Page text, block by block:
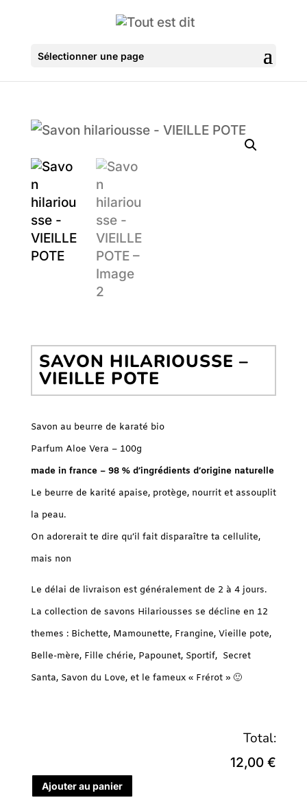
Sélectionner une page
SAVON HILARIOUSSE –
VIEILLE POTE
Savon au beurre de karaté bio
Parfum Aloe Vera – 100g
made in france – 98 % d’ingrédients d’origine naturelle
Le beurre de karité apaise, protège, nourrit et assouplit
la peau.
On adorerait te dire qu’il fait disparaître ta cellulite,
mais non
Le délai de livraison est généralement de 2 à 4 jours.
La collection de savons Hilariousses se décline en 12
themes : Bichette, Mamounette, Frangine, Vieille pote,
Belle-mère, Fille chérie, Papounet, Sportif, Secret
Santa, Savon du Love, et le fameux « Frérot » 🙂
Total:
12,00 €
Ajouter au panier